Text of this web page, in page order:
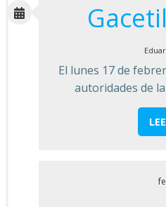
El lunes 17 de
autoridades de